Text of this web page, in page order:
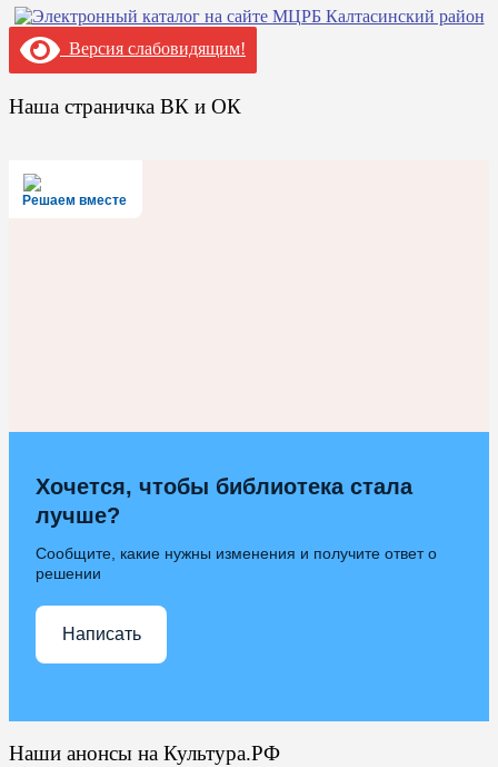
Версия слабовидящим!
Наша страничка ВК и ОК
Решаем вместе
Хочется, чтобы библиотека стала
лучше?
Сообщите, какие нужны изменения и получите ответ о
решении
Написать
Наши анонсы на Культура.РФ